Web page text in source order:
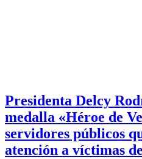
Presidenta Delcy
medalla «Héroe de
servidores públicos
atención a víctimas